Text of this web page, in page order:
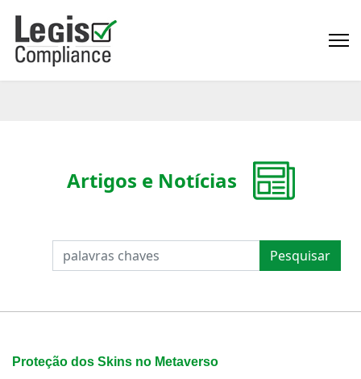
PESQUISAR Pesquisar
Artigos e Notícias
Proteção dos Skins no Metaverso